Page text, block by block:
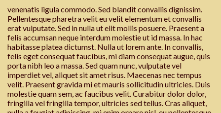
venenatis ligula commodo. Sed blandit convallis dignissim.
Pellentesque pharetra velit eu velit elementum et convallis
erat vulputate. Sed in nulla ut elit mollis posuere. Praesent a
felis accumsan neque interdum molestie ut id massa. In hac
habitasse platea dictumst. Nulla ut lorem ante. In convallis,
felis eget consequat faucibus, mi diam consequat augue, quis
porta nibh leo a massa. Sed quam nunc, vulputate vel
imperdiet vel, aliquet sit amet risus. Maecenas nec tempus
velit. Praesent gravida mi et mauris sollicitudin ultricies. Duis
molestie quam sem, ac faucibus velit. Curabitur dolor dolor,
fringilla vel fringilla tempor, ultricies sed tellus. Cras aliquet,